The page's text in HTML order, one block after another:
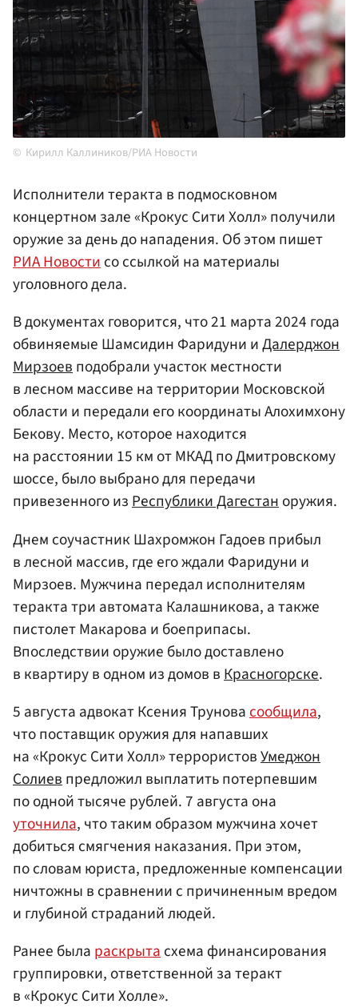
Кирилл Каллиников/РИА Новости
Исполнители теракта в подмосковном
концертном зале «Крокус Сити Холл» получили
оружие за день до нападения. Об этом пишет
РИА Новостисо ссылкой на материалы
уголовного дела.
В документах говорится, что 21 марта 2024 года
обвиняемые Шамсидин Фаридуни иДалерджон
Мирзоевподобрали участок местности
в лесном массиве на территории Московской
области и передали его координаты Алохимхону
Бекову. Место, которое находится
на расстоянии 15 км от МКАД по Дмитровскому
шоссе, было выбрано для передачи
привезенного изРеспублики Дагестаноружия.
Днем соучастник Шахромжон Гадоев прибыл
в лесной массив, где его ждали Фаридуни и
Мирзоев. Мужчина передал исполнителям
теракта три автомата Калашникова, а также
пистолет Макарова и боеприпасы.
Впоследствии оружие было доставлено
в квартиру в одном из домов в Красногорске.
5 августа адвокат Ксения Труновасообщила,
что поставщик оружия для напавших
на «Крокус Сити Холл» террористовУмеджон
Солиевпредложил выплатить потерпевшим
по одной тысяче рублей. 7 августа она
уточнила, что таким образом мужчина хочет
добиться смягчения наказания. При этом,
по словам юриста, предложенные компенсации
ничтожны в сравнении с причиненным вредом
и глубиной страданий людей.
Ранее была раскрытасхема финансирования
группировки, ответственной за теракт
в «Крокус Сити Холле».